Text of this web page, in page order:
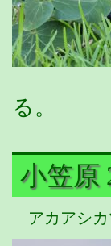
る。
小笠原
アカアシ